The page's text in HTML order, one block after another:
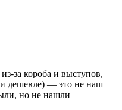
за короба и выступов,
дешевле) — это не наш
но не нашли